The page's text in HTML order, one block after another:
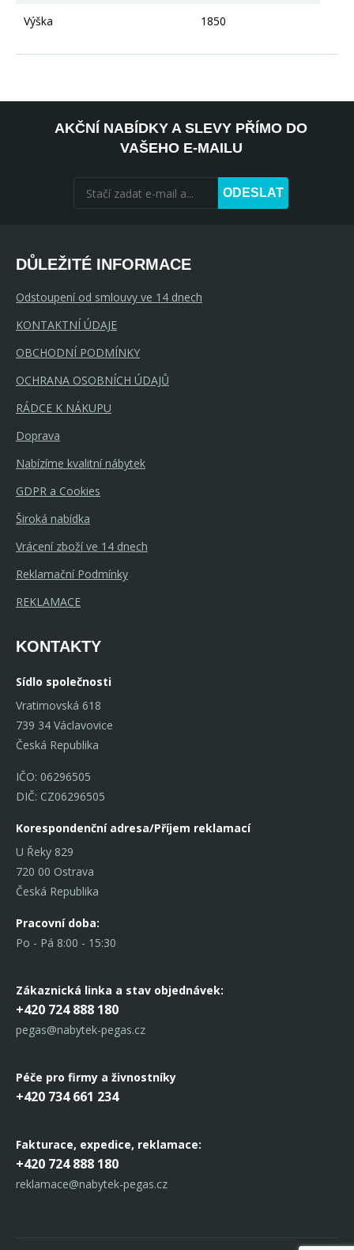
Výška 1850
AKČNÍ NABÍDKY A SLEVY PŘÍMO DO
VAŠEHO E-MAILU
ODESLAT
DŮLEŽITÉ INFORMACE
Odstoupení od smlouvy ve 14 dnech
KONTAKTNÍ ÚDAJE
OBCHODNÍ PODMÍNKY
OCHRANA OSOBNÍCH ÚDAJŮ
RÁDCE K NÁKUPU
Doprava
Nabízíme kvalitní nábytek
GDPR a Cookies
Široká nabídka
Vrácení zboží ve 14 dnech
Reklamační Podmínky
REKLAMACE
KONTAKTY
Sídlo společnosti
Vratimovská 618
739 34 Václavovice
Česká Republika
IČO: 06296505
DIČ: CZ06296505
Korespondenční adresa/Příjem reklamací
U Řeky 829
720 00 Ostrava
Česká Republika
Pracovní doba:
Po - Pá 8:00 - 15:30
Zákaznická linka a stav objednávek:
+420 724 888 180
pegas@nabytek-pegas.cz
Péče pro firmy a živnostníky
+420 734 661 234
Fakturace, expedice, reklamace:
+420 724 888 180
reklamace@nabytek-pegas.cz